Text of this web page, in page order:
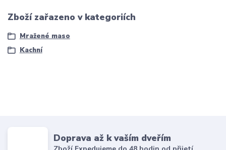
Zboží zařazeno v kategoriích
Mražené maso
Kachní
Doprava až k vaším dveřím